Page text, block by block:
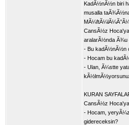
KadÃ½nÃ½n biri
musalla
CansÃ½z
aralarÃ½nda Ã¾u
- Bu kadÃ½nÃ½n
- Hocam bu
- Ulan, Ã¼stte
KURAN
CansÃ½z
- Hocam,
gidereceksin?